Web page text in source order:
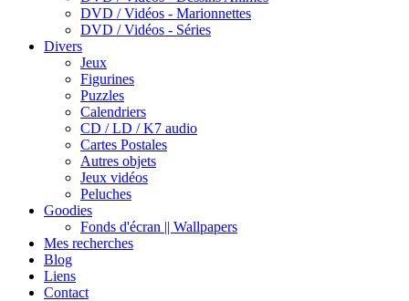
DVD / Vidéos - Marionnettes
DVD / Vidéos - Séries
Divers
Jeux
Figurines
Puzzles
Calendriers
CD / LD / K7 audio
Cartes Postales
Autres objets
Jeux vidéos
Peluches
Goodies
Fonds d'écran || Wallpapers
Mes recherches
Blog
Liens
Contact